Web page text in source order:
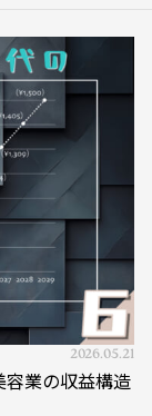
2026.05.21
業の収益構造